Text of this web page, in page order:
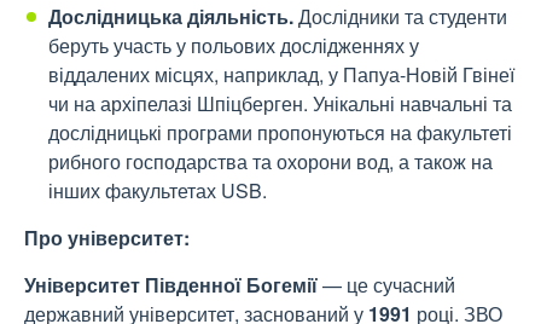
Дослідницька діяльність.Дослідники та студенти
беруть участь у польових дослідженнях у
віддалених місцях, наприклад, у Папуа-Новій Гвінеї
чи на архіпелазі Шпіцберген. Унікальні навчальні та
дослідницькі програми пропонуються на факультеті
рибного господарства та охорони вод, а також на
інших факультетах USB.
Про університет:
Університет Південної Богемії— це сучасний
державний університет, заснований у 1991 році. ЗВО